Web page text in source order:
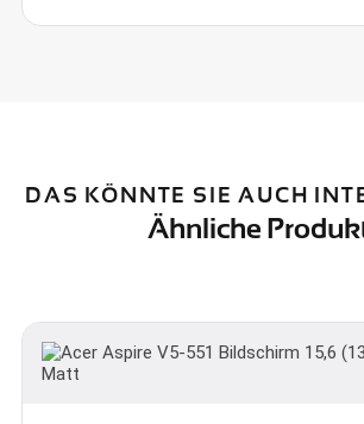
DAS KÖNNTE SIE AUCH
Ähnliche